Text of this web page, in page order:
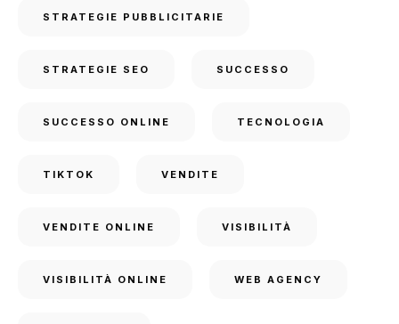
STRATEGIE PUBBLICITARIE
STRATEGIE SEO SUCCESSO
SUCCESSO ONLINE TECNOLOGIA
TIKTOK VENDITE
VENDITE ONLINE VISIBILITÀ
VISIBILITÀ ONLINE WEB AGENCY